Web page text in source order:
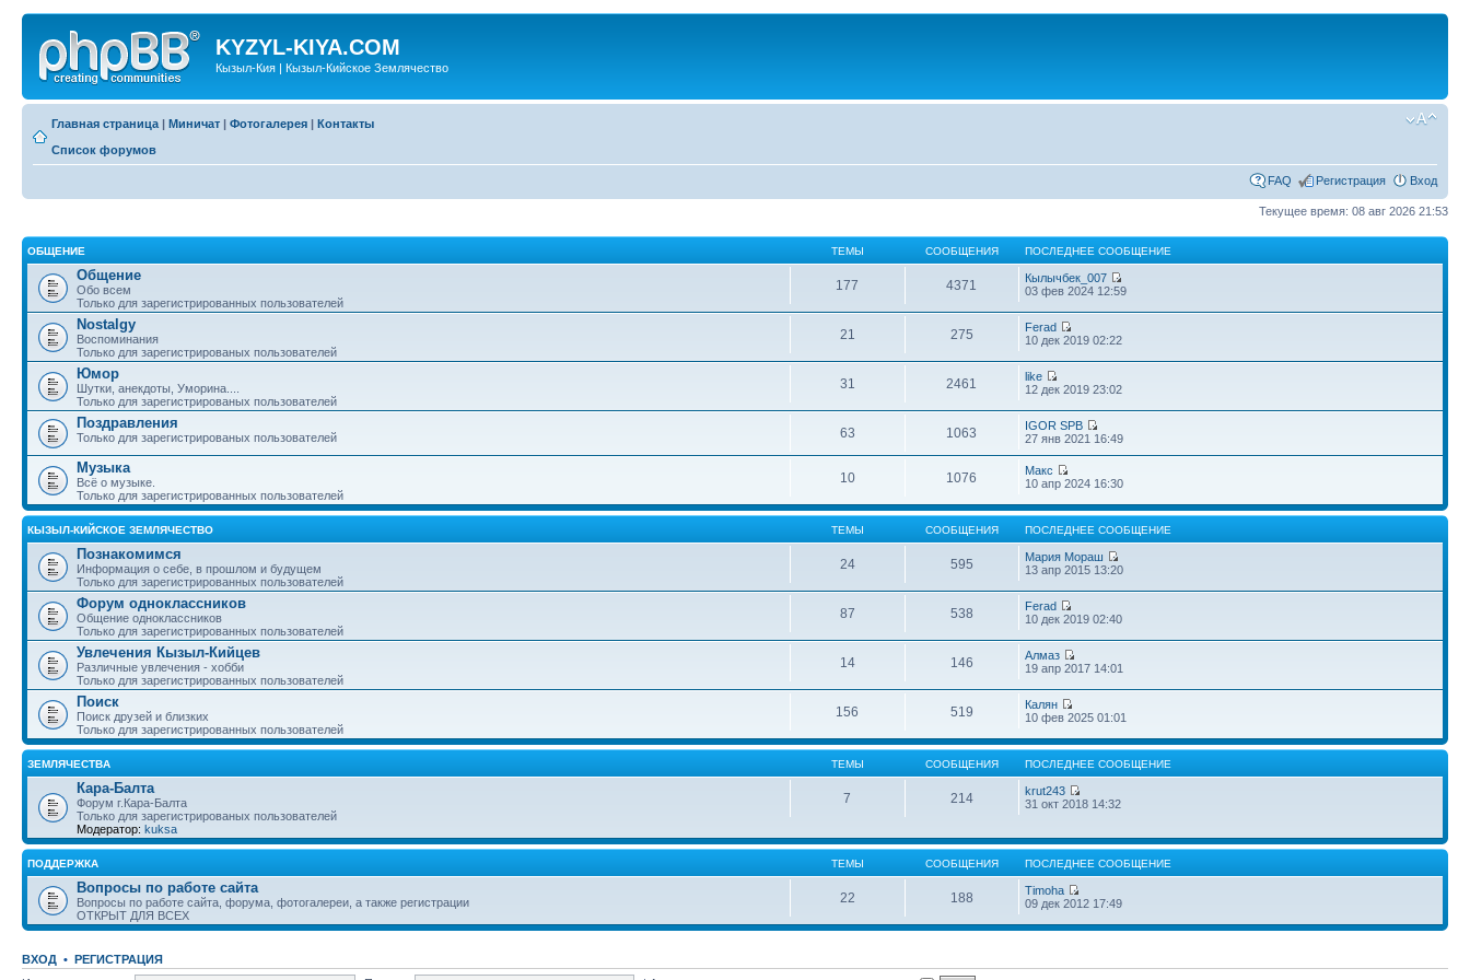
KYZYL-KIYA.COM
Кызыл-Кия | Кызыл-Кийское Землячество
Главная страница | Миничат | Фотогалерея | Контакты
Список форумов
FAQ Регистрация Вход
Текущее время: 08 авг 2026 21:53
ОБЩЕНИЕ ТЕМЫ СООБЩЕНИЯ ПОСЛЕДНЕЕ СООБЩЕНИЕ
Общение
Обо всем
Только для зарегистрированных пользователей
177 4371
Кылычбек_007
03 фев 2024 12:59
Nostalgy
Воспоминания
Только для зарегистрированых пользователей
21 275
Ferad
10 дек 2019 02:22
Юмор
Шутки, анекдоты, Уморина....
Только для зарегистрированых пользователей
31 2461
like
12 дек 2019 23:02
Поздравления
Только для зарегистрированых пользователей 63 1063
IGOR SPB
27 янв 2021 16:49
Музыка
Всё о музыке.
Только для зарегистрированных пользователей
10 1076
Макс
10 апр 2024 16:30
КЫЗЫЛ-КИЙСКОЕ ЗЕМЛЯЧЕСТВО ТЕМЫ СООБЩЕНИЯ ПОСЛЕДНЕЕ СООБЩЕНИЕ
Познакомимся
Информация о себе, в прошлом и будущем
Только для зарегистрированных пользователей
24 595
Мария Мораш
13 апр 2015 13:20
Форум одноклассников
Общение одноклассников
Только для зарегистрированных пользователей
87 538
Ferad
10 дек 2019 02:40
Увлечения Кызыл-Кийцев
Различные увлечения - хобби
Только для зарегистрированных пользователей
14 146
Алмаз
19 апр 2017 14:01
Поиск
Поиск друзей и близких
Только для зарегистрированных пользователей
156 519
Калян
10 фев 2025 01:01
ЗЕМЛЯЧЕСТВА ТЕМЫ СООБЩЕНИЯ ПОСЛЕДНЕЕ СООБЩЕНИЕ
Кара-Балта
Форум г.Кара-Балта
Только для зарегистрированых пользователей
Модератор: kuksa
7 214
krut243
31 окт 2018 14:32
ПОДДЕРЖКА ТЕМЫ СООБЩЕНИЯ ПОСЛЕДНЕЕ СООБЩЕНИЕ
Вопросы по работе сайта
Вопросы по работе сайта, форума, фотогалереи, а также регистрации
ОТКРЫТ ДЛЯ ВСЕХ
22 188
Timoha
09 дек 2012 17:49
ВХОД • РЕГИСТРАЦИЯ